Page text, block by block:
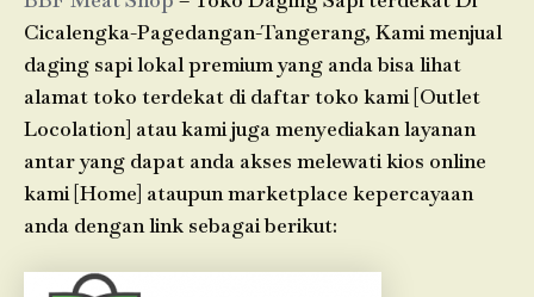
Cicalengka-Pagedangan-Tangerang, Kami menjual
daging sapi lokal premium yang anda bisa lihat
alamat toko terdekat di daftar toko kami [Outlet
Locolation] atau kami juga menyediakan layanan
antar yang dapat anda akses melewati kios online
kami [Home] ataupun marketplace kepercayaan
anda dengan link sebagai berikut: